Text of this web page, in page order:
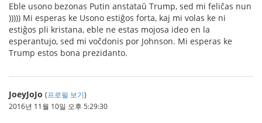
Eble usono bezonas Putin anstataŭ Trump, sed mi feliĉas nun
))))) Mi esperas ke Usono estiĝos forta, kaj mi volas ke ni
estiĝos pli kristana, eble ne estas mojosa ideo en la
esperantujo, sed mi voĉdonis por Johnson. Mi esperas ke
Trump estos bona prezidanto.
JoeyJoJo (프로필 보기)
2016년 11월 10일 오후 5:29:30